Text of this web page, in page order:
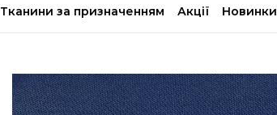
Тканини за призначенням Акції Новинки